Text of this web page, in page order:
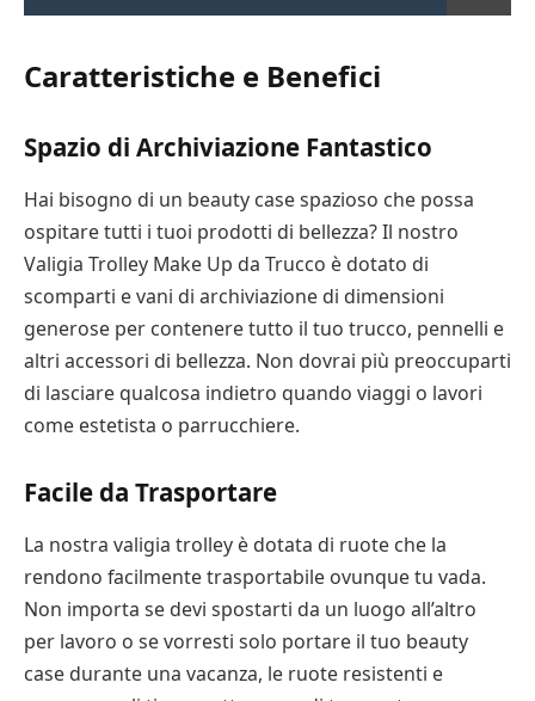
Caratteristiche e Benefici
Spazio di Archiviazione Fantastico
Hai bisogno di un beauty case spazioso che possa
ospitare tutti i tuoi prodotti di bellezza? Il nostro
Valigia Trolley Make Up da Trucco è dotato di
scomparti e vani di archiviazione di dimensioni
generose per contenere tutto il tuo trucco, pennelli e
altri accessori di bellezza. Non dovrai più preoccuparti
di lasciare qualcosa indietro quando viaggi o lavori
come estetista o parrucchiere.
Facile da Trasportare
La nostra valigia trolley è dotata di ruote che la
rendono facilmente trasportabile ovunque tu vada.
Non importa se devi spostarti da un luogo all’altro
per lavoro o se vorresti solo portare il tuo beauty
case durante una vacanza, le ruote resistenti e